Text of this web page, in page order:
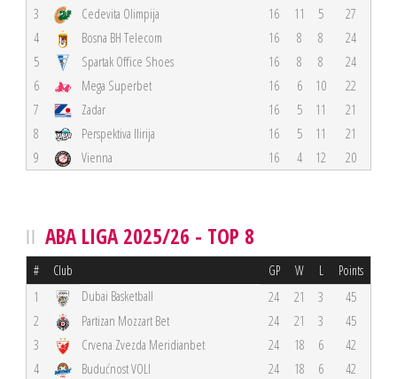
3
Cedevita Olimpija 16 11 5
27
4
Bosna BH Telecom 16 8 8
24
5
Spartak Office Shoes 16 8 8
24
6
Mega Superbet 16 6 10
22
7
Zadar 16 5 11
21
8
Perspektiva Ilirija 16 5 11
21
9
Vienna 16 4 12 20
ABA LIGA 2025/26 - TOP 8
# Club GP W L Points
1 Dubai Basketball 24 21 3
45
2
Partizan Mozzart Bet 24 21 3
45
3
Crvena Zvezda Meridianbet 24 18 6
42
4
Budućnost VOLI 24 18 6
42